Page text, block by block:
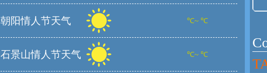
朝阳情人节天气 ℃~ ℃
石景山情人节天气 ℃~ ℃